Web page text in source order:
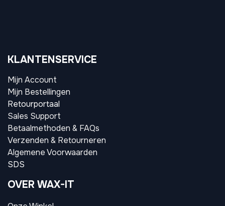
KLANTENSERVICE
Mijn Account
Mijn Bestellingen
Retourportaal
Sales Support
Betaalmethoden & FAQs
Verzenden & Retourneren
Algemene Voorwaarden
SDS
OVER WAX-IT